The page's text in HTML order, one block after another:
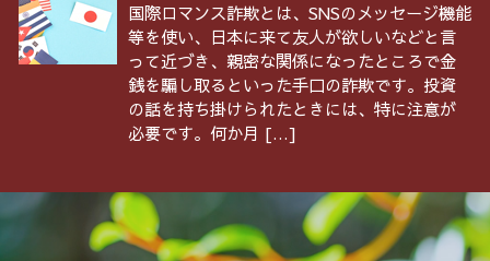
国際ロマンス詐欺とは、SNSのメッセージ機能
等を使い、日本に来て友人が欲しいなどと言
って近づき、親密な関係になったところで金
銭を騙し取るといった手口の詐欺です。投資
の話を持ち掛けられたときには、特に注意が
必要です。何か月 […]